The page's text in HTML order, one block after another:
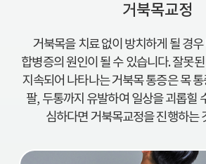
거북목교정
거북목을 치료 없이 방치하게 될 경
합병증의 원인이 될 수 있습니다. 잘못
지속되어 나타나는 거북목 통증은 목
팔, 두통까지 유발하여 일상을 괴롭힐
심하다면 거북목교정을 진행하는